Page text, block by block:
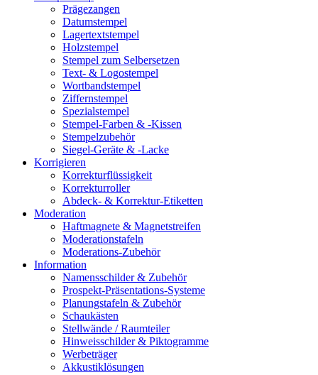
Prägezangen
Datumstempel
Lagertextstempel
Holzstempel
Stempel zum Selbersetzen
Text- & Logostempel
Wortbandstempel
Ziffernstempel
Spezialstempel
Stempel-Farben & -Kissen
Stempelzubehör
Siegel-Geräte & -Lacke
Korrigieren
Korrekturflüssigkeit
Korrekturroller
Abdeck- & Korrektur-Etiketten
Moderation
Haftmagnete & Magnetstreifen
Moderationstafeln
Moderations-Zubehör
Information
Namensschilder & Zubehör
Prospekt-Präsentations-Systeme
Planungstafeln & Zubehör
Schaukästen
Stellwände / Raumteiler
Hinweisschilder & Piktogramme
Werbeträger
Akkustiklösungen